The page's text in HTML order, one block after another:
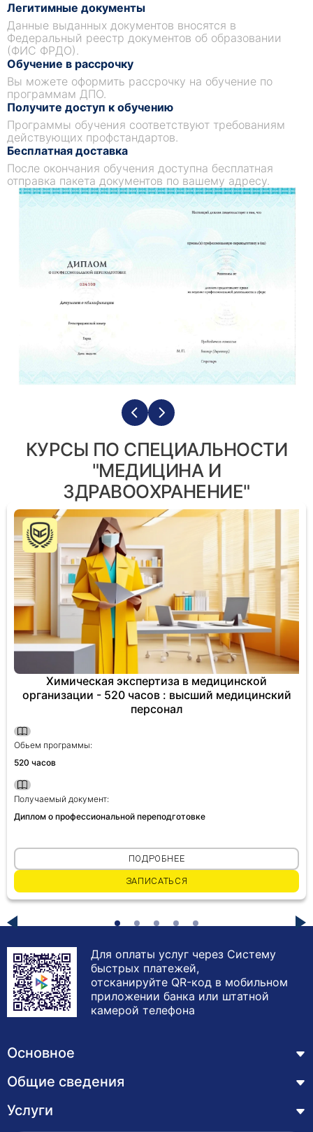
Легитимные документы
Данные выданных документов вносятся в
Федеральный реестр документов об образовании
(ФИС ФРДО).
Обучение в рассрочку
Вы можете оформить рассрочку на обучение по
программам ДПО.
Получите доступ к обучению
Программы обучения соответствуют требованиям
действующих профстандартов.
Бесплатная доставка
После окончания обучения доступна бесплатная
отправка пакета документов по вашему адресу.
КУРСЫ ПО СПЕЦИАЛЬНОСТИ
"МЕДИЦИНА И
ЗДРАВООХРАНЕНИЕ"
Химическая экспертиза в медицинской
организации - 520 часов : высший медицинский
персонал
Обьем программы:
520 часов
Получаемый документ:
Диплом о профессиональной переподготовке
ПОДРОБНЕЕ
ЗАПИСАТЬСЯ
Для оплаты услуг через Систему
быстрых платежей,
отсканируйте QR-код в мобильном
приложении банка или штатной
камерой телефона
Основное
Курсы
Лицензия
Общие сведения
Основные сведения
Услуги